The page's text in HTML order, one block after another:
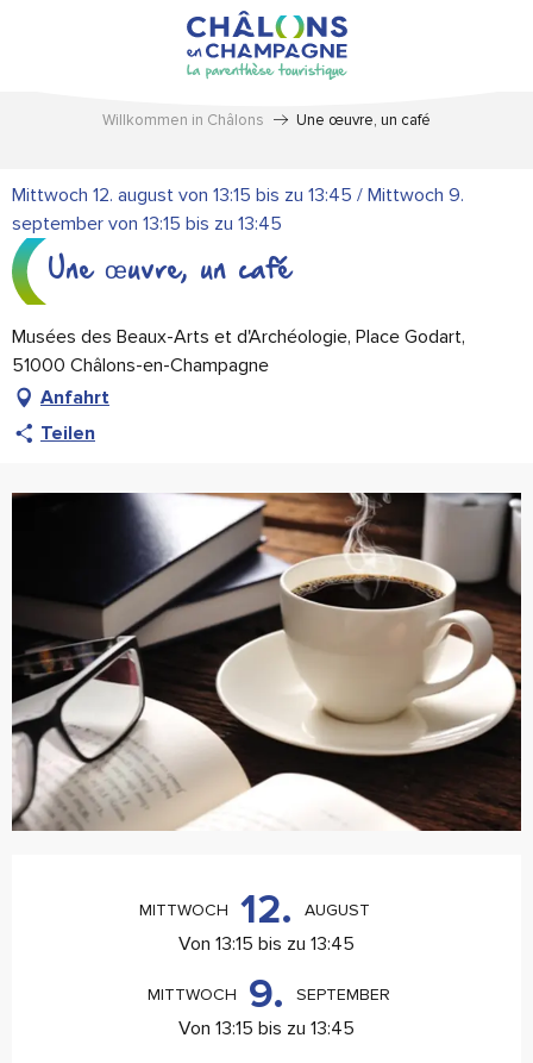
Willkommen in Châlons Une œuvre, un café
Mittwoch 12. august von 13:15 bis zu 13:45 / Mittwoch 9.
september von 13:15 bis zu 13:45
Une œuvre, un café
Musées des Beaux-Arts et d'Archéologie, Place Godart,
51000 Châlons-en-Champagne
Anfahrt
Teilen
MITTWOCH 12. AUGUST
Von 13:15 bis zu 13:45
MITTWOCH 9. SEPTEMBER
Von 13:15 bis zu 13:45